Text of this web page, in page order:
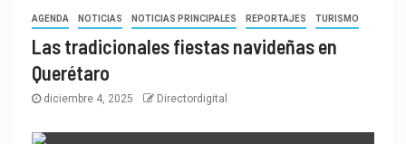
AGENDA NOTICIAS NOTICIAS PRINCIPALES REPORTAJES TURISMO
Las tradicionales fiestas navideñas en
Querétaro
diciembre 4, 2025 Directordigital